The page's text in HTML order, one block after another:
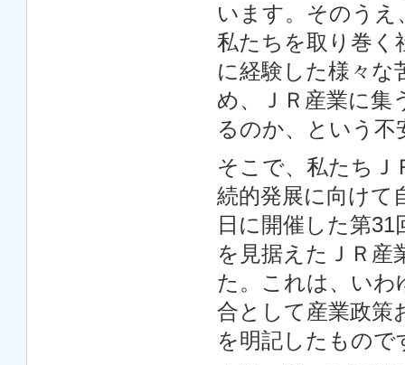
います。そのうえ
私たちを取り巻く
に経験した様々な
め、ＪＲ産業に集
るのか、という
そこで、私たちＪ
続的発展に向けて
日に開催した第
を見据えたＪＲ産
た。これは、いわ
合として産業政策
を明記したもので